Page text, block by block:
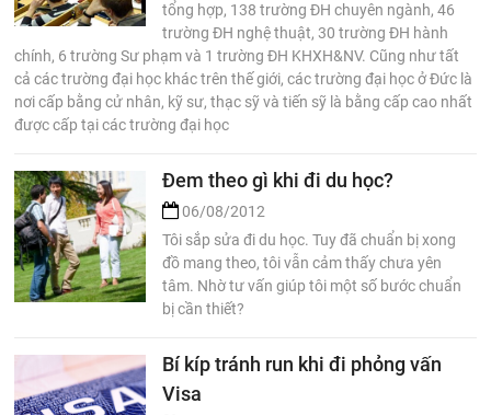
tổng hợp, 138 trường ĐH chuyên ngành, 46
trường ĐH nghệ thuật, 30 trường ĐH hành
chính, 6 trường Sư phạm và 1 trường ĐH KHXH&NV. Cũng như tất
cả các trường đại học khác trên thế giới, các trường đại học ở Đức là
nơi cấp bằng cử nhân, kỹ sư, thạc sỹ và tiến sỹ là bằng cấp cao nhất
được cấp tại các trường đại học
Đem theo gì khi đi du học?
06/08/2012
Tôi sắp sửa đi du học. Tuy đã chuẩn bị xong
đồ mang theo, tôi vẫn cảm thấy chưa yên
tâm. Nhờ tư vấn giúp tôi một số bước chuẩn
bị cần thiết?
Bí kíp tránh run khi đi phỏng vấn
Visa